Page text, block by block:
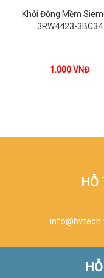
Khởi Động Mềm
3RW4423-3BC34
1.000VNĐ
HỖ